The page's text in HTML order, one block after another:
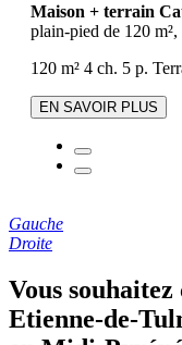
Maison + terrain
plain-pied de 120
120 m² 4 ch. 5 p.
EN SAVOIR PLUS
Gauche
Droite
Vous
Etienne-de-